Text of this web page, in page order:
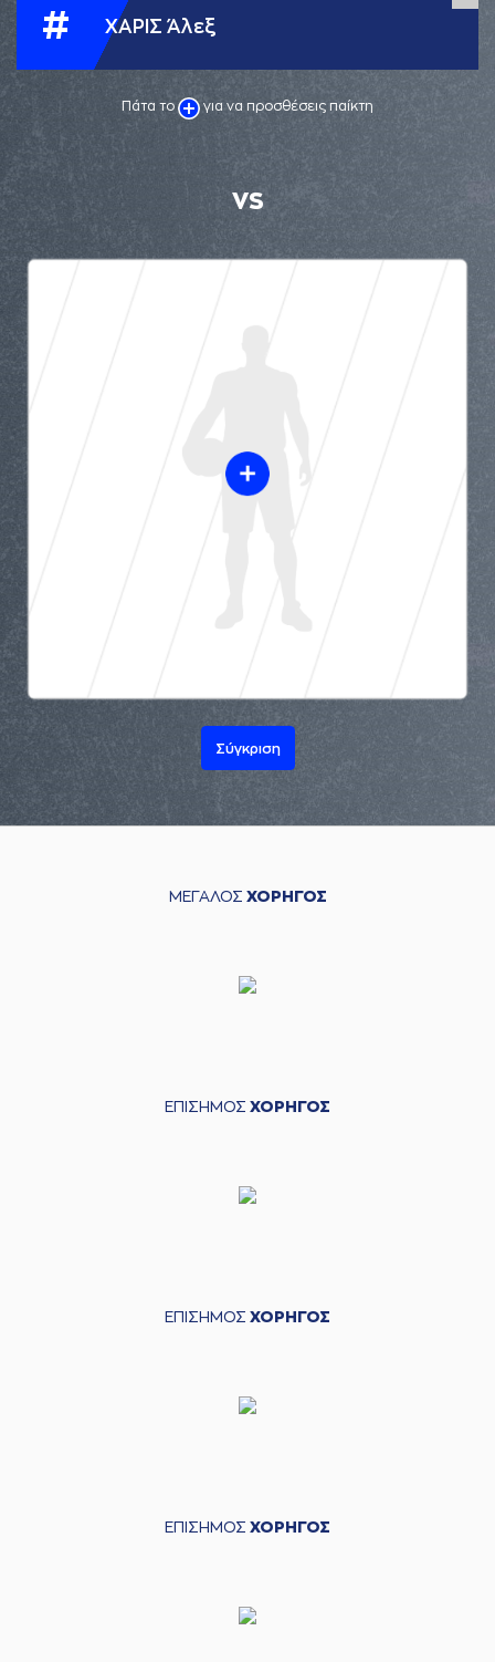
# ΧΑΡΙΣ Άλεξ
Πάτα το για να προσθέσεις παίκτη
VS
Σύγκριση
ΜΕΓΑΛΟΣ ΧΟΡΗΓΟΣ
ΕΠΙΣΗΜΟΣ ΧΟΡΗΓΟΣ
ΕΠΙΣΗΜΟΣ ΧΟΡΗΓΟΣ
ΕΠΙΣΗΜΟΣ ΧΟΡΗΓΟΣ